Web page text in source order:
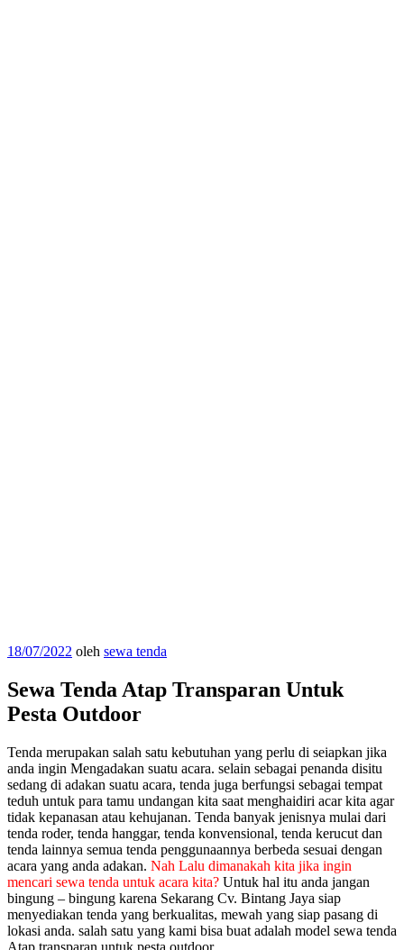
Diposkan
18/07/2022 oleh sewa tenda
Sewa Tenda Atap Transparan Untuk
Pesta Outdoor
Tenda merupakan salah satu kebutuhan yang perlu di seiapkan jika
anda ingin Mengadakan suatu acara. selain sebagai penanda disitu
sedang di adakan suatu acara, tenda juga berfungsi sebagai tempat
teduh untuk para tamu undangan kita saat menghaidiri acar kita agar
tidak kepanasan atau kehujanan. Tenda banyak jenisnya mulai dari
tenda roder, tenda hanggar, tenda konvensional, tenda kerucut dan
tenda lainnya semua tenda penggunaannya berbeda sesuai dengan
acara yang anda adakan. Nah Lalu dimanakah kita jika ingin
mencari sewa tenda untuk acara kita? Untuk hal itu anda jangan
bingung – bingung karena Sekarang Cv. Bintang Jaya siap
menyediakan tenda yang berkualitas, mewah yang siap pasang di
lokasi anda. salah satu yang kami bisa buat adalah model sewa tenda
Atap transparan untuk pesta outdoor.